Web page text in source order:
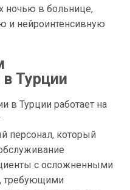
ночью в больнице,
и нейроинтенсивную
Турции
в Турции работает на
персонал, который
с осложненными
требующими